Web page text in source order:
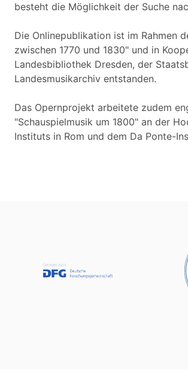
besteht die Möglichkeit der Suche
Die Onlinepublikation ist im Rahmen
zwischen 1770 und 1830" und in
Landesbibliothek Dresden, der
Landesmusikarchiv entstanden.
Das Opernprojekt arbeitete zudem
"Schauspielmusik um 1800" an der
Instituts in Rom und dem Da Ponte-